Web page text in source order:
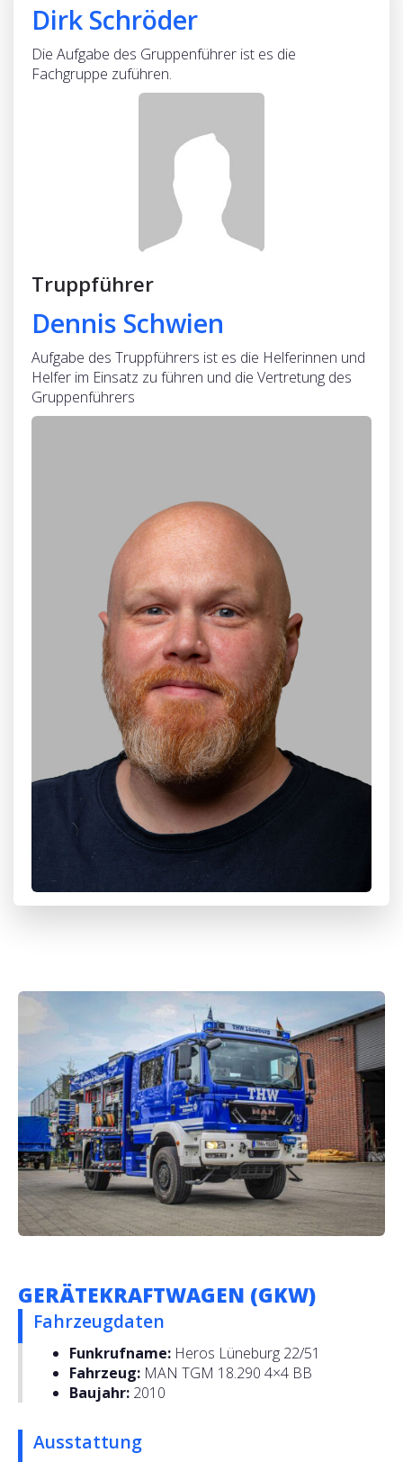
Dirk Schröder
Die Aufgabe des Gruppenführer ist es die
Fachgruppe zuführen.
Truppführer
Dennis Schwien
Aufgabe des Truppführers ist es die Helferinnen und
Helfer im Einsatz zu führen und die Vertretung des
Gruppenführers
GERÄTEKRAFTWAGEN (GKW)
Fahrzeugdaten
Funkrufname: Heros Lüneburg 22/51
Fahrzeug: MAN TGM 18.290 4×4 BB
Baujahr: 2010
Ausstattung